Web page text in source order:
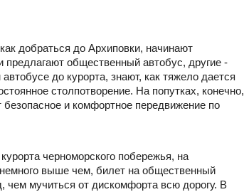
добраться до Архиповки, начинают
общественный автобус, другие -
до курорта, знают, как тяжело дается
столпотворение. На попутках, конечно,
и комфортное передвижение по
черноморского побережья, на
выше чем, билет на общественный
чем мучиться от дискомфорта всю дорогу. В